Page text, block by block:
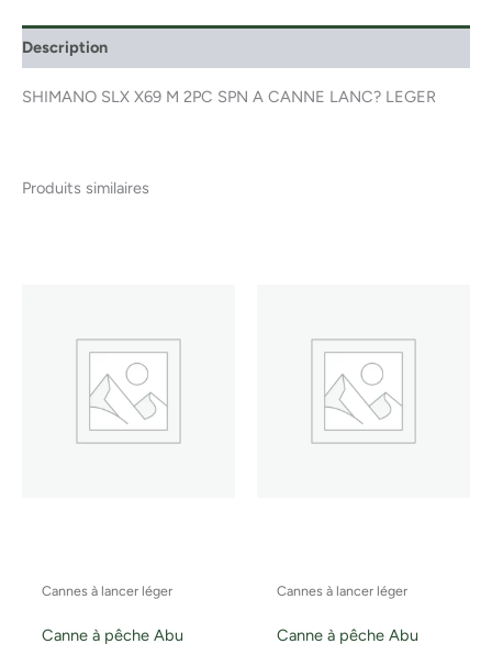
Description
SHIMANO SLX X69 M 2PC SPN A CANNE LANC? LEGER
Produits similaires
Cannes à lancer léger
Canne à pêche Abu
Cannes à lancer léger
Canne à pêche Abu